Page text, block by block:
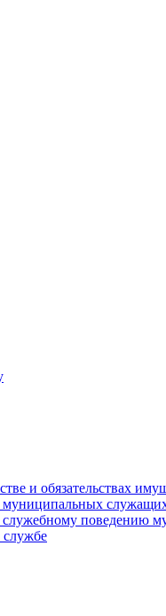
и обязательствах
поведению